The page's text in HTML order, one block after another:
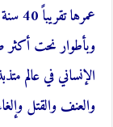
وبأطوار نحت أكثر
الإنساني في عالم
والعنف والقتل